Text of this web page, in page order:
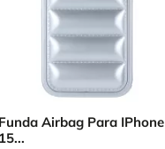
Vista rápida
Funda Airbag Para IPhone
15...